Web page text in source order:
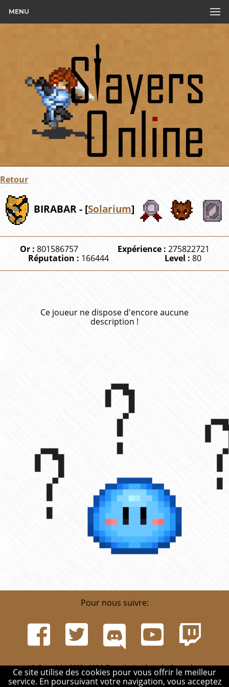
MENU
Retour
BIRABAR - [Solarium]
Or : 801586757 Expérience : 275822721
Réputation : 166444 Level : 80
Ce joueur ne dispose d'encore aucune
description !
Pour nous suivre:
© Copyright 2002 - 2026. Tous droits réservés. Pour plus
d'informations, rendez-vous sur la page Infos.
Ce site utilise des cookies pour vous offrir le meilleur
service. En poursuivant votre navigation, vous acceptez